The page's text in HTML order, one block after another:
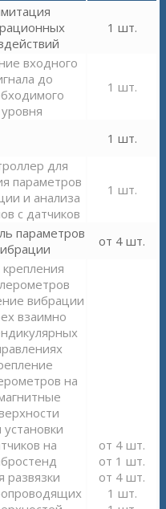
1 шт.
входного
до
уровня
1 шт.
1 шт.
для
параметров
и анализа
с датчиков
1 шт.
параметров
от 4 шт.
крепления
вибрации
взаимно
на
установки
на
развязки
от 4 шт.
от 1 шт.
от 4 шт.
1 шт.